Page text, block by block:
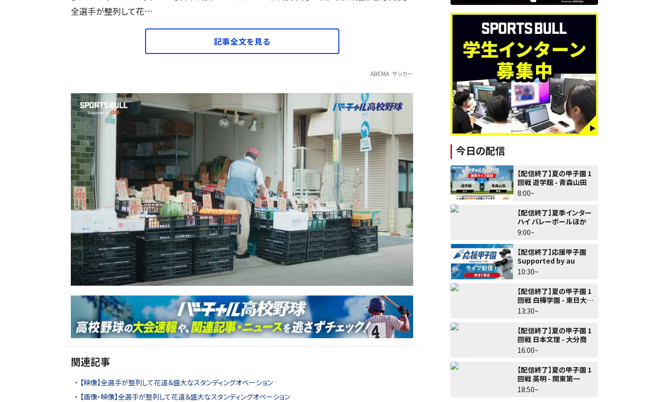
全選手が整列して花…
記事全文を見る
ABEMA サッカー
関連記事
【映像】全選手が整列して花道＆盛大なスタンディングオベーション
【画像・映像】全選手が整列して花道＆盛大なスタンディングオベーション
今日の配信
【配信終了】夏の甲子園 1
回戦 遊学館 - 青森山田
8:00~
【配信終了】夏季インター
ハイ バレーボールほか
9:00~
【配信終了】応援甲子園
Supported by au
10:30~
【配信終了】夏の甲子園 1
回戦 白樺学園 - 東日大昌
平
13:30~
【配信終了】夏の甲子園 1
回戦 日本文理 - 大分商
16:00~
【配信終了】夏の甲子園 1
回戦 英明 - 関東第一
18:50~